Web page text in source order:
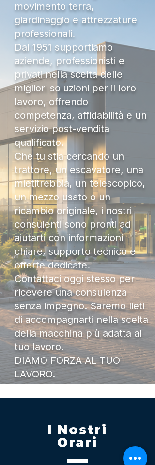
movimento terra,
giardinaggio e attrezzature
professionali.
Dal 1951 supportiamo
aziende, professionisti e
privati nella scelta delle
migliori soluzioni per il loro
lavoro, offrendo
competenza, affidabilità e un
servizio post-vendita
qualificato.
Che tu stia cercando un
trattore, un escavatore, una
mietitrebbia, un telescopico,
un mezzo usato o un
ricambio originale, i nostri
consulenti sono pronti ad
aiutarti con informazioni
chiare, supporto tecnico e
offerte dedicate.
Contattaci oggi stesso per
ricevere una consulenza
senza impegno. Saremo lieti
di accompagnarti nella scelta
della macchina più adatta al
tuo lavoro.
DIAMO FORZA AL TUO
LAVORO.
I Nostri
Orari